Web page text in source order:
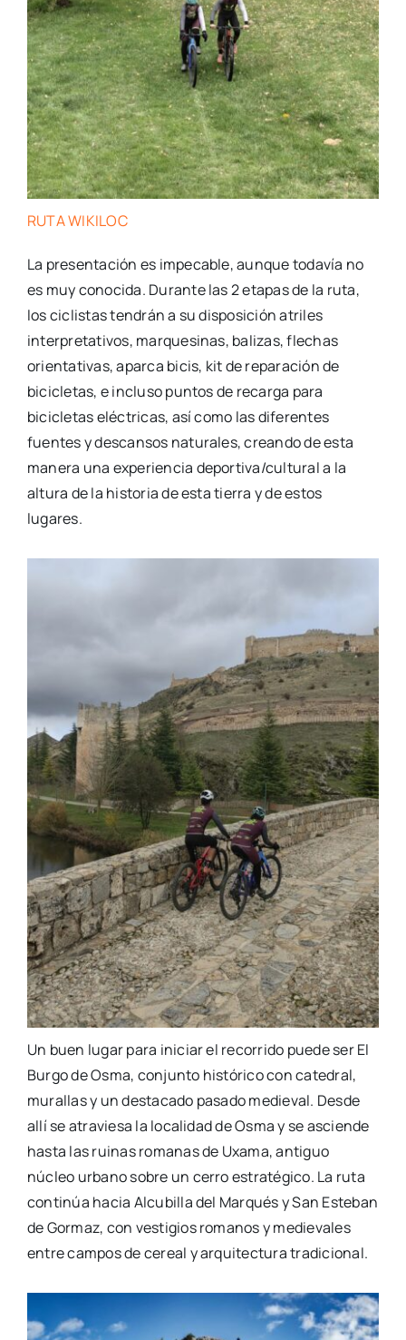
RUTA WIKILOC
La presentación es impecable, aunque todavía no
es muy conocida. Durante las 2 etapas de la ruta,
los ciclistas tendrán a su disposición atriles
interpretativos, marquesinas, balizas, flechas
orientativas, aparca bicis, kit de reparación de
bicicletas, e incluso puntos de recarga para
bicicletas eléctricas, así como las diferentes
fuentes y descansos naturales, creando de esta
manera una experiencia deportiva/cultural a la
altura de la historia de esta tierra y de estos
lugares.
Un buen lugar para iniciar el recorrido puede ser El
Burgo de Osma, conjunto histórico con catedral,
murallas y un destacado pasado medieval. Desde
allí se atraviesa la localidad de Osma y se asciende
hasta las ruinas romanas de Uxama, antiguo
núcleo urbano sobre un cerro estratégico. La ruta
continúa hacia Alcubilla del Marqués y San Esteban
de Gormaz, con vestigios romanos y medievales
entre campos de cereal y arquitectura tradicional.